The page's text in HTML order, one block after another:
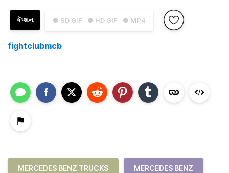
● SD GIF ● HD GIF ● MP4
કૅપ્શન
fightclubmcb
MERCEDES BENZ TRUCKS MERCEDES BENZ